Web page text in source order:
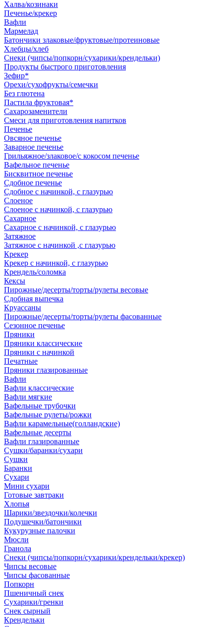
Халва/козинаки
Печенье/крекер
Вафли
Мармелад
Батончики злаковые/фруктовые/протеиновые
Хлебцы/хлеб
Снеки (чипсы/попкорн/сухарики/крендельки)
Продукты быстрого приготовления
Зефир*
Орехи/сухофрукты/семечки
Без глютена
Пастила фруктовая*
Сахарозаменители
Смеси для приготовления напитков
Печенье
Овсяное печенье
Заварное печенье
Грильяжное/злаковое/с кокосом печенье
Вафельное печенье
Бисквитное печенье
Сдобное печенье
Сдобное с начинкой, с глазурью
Слоеное
Слоеное с начинкой, с глазурью
Сахарное
Сахарное с начинкой, с глазурью
Затяжное
Затяжное с начинкой ,с глазурью
Крекер
Крекер с начинкой, с глазурью
Крендель/соломка
Кексы
Пирожные/десерты/торты/рулеты весовые
Сдобная выпечка
Круассаны
Пирожные/десерты/торты/рулеты фасованные
Сезонное печенье
Пряники
Пряники классические
Пряники с начинкой
Печатные
Пряники глазированные
Вафли
Вафли классические
Вафли мягкие
Вафельные трубочки
Вафельные рулеты/рожки
Вафли карамельные(голландские)
Вафельные десерты
Вафли глазированные
Сушки/баранки/сухари
Сушки
Баранки
Сухари
Мини сухари
Готовые завтраки
Хлопья
Шарики/звездочки/колечки
Подушечки/батончики
Кукурузные палочки
Мюсли
Гранола
Снеки (чипсы/попкорн/сухарики/крендельки/крекер)
Чипсы весовые
Чипсы фасованные
Попкорн
Пшеничный снек
Сухарики/гренки
Снек сырный
Крендельки